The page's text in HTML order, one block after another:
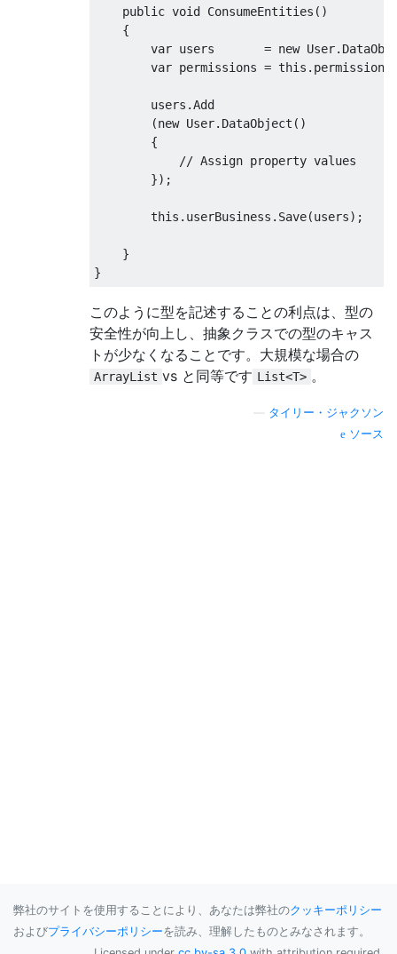
public void ConsumeEntities ()
{
var users = new User.
var permissions = this .
        users
.Add
(new User. DataObject ()
{
// Assign property values
});
this . userBusiness . Save(users);
}
}
このように型を記述することの利点は、型の
安全性が向上し、抽象クラスでの型のキャス
トが少なくなることです。大規模な場合の
ArrayList vs と同等です List<T> 。
タイリー・ジャクソン
ソース
弊社のサイトを使用することにより、あなたは弊社のクッキーポリシー
およびプライバシーポリシーを読み、理解したものとみなされます。